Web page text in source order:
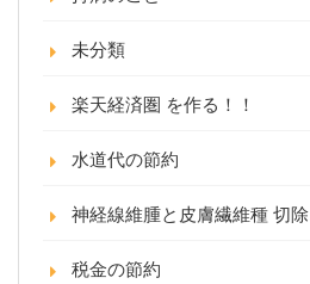
未分類
楽天経済圏 を作る！！
水道代の節約
神経線維腫と皮膚繊維種 切除
税金の節約